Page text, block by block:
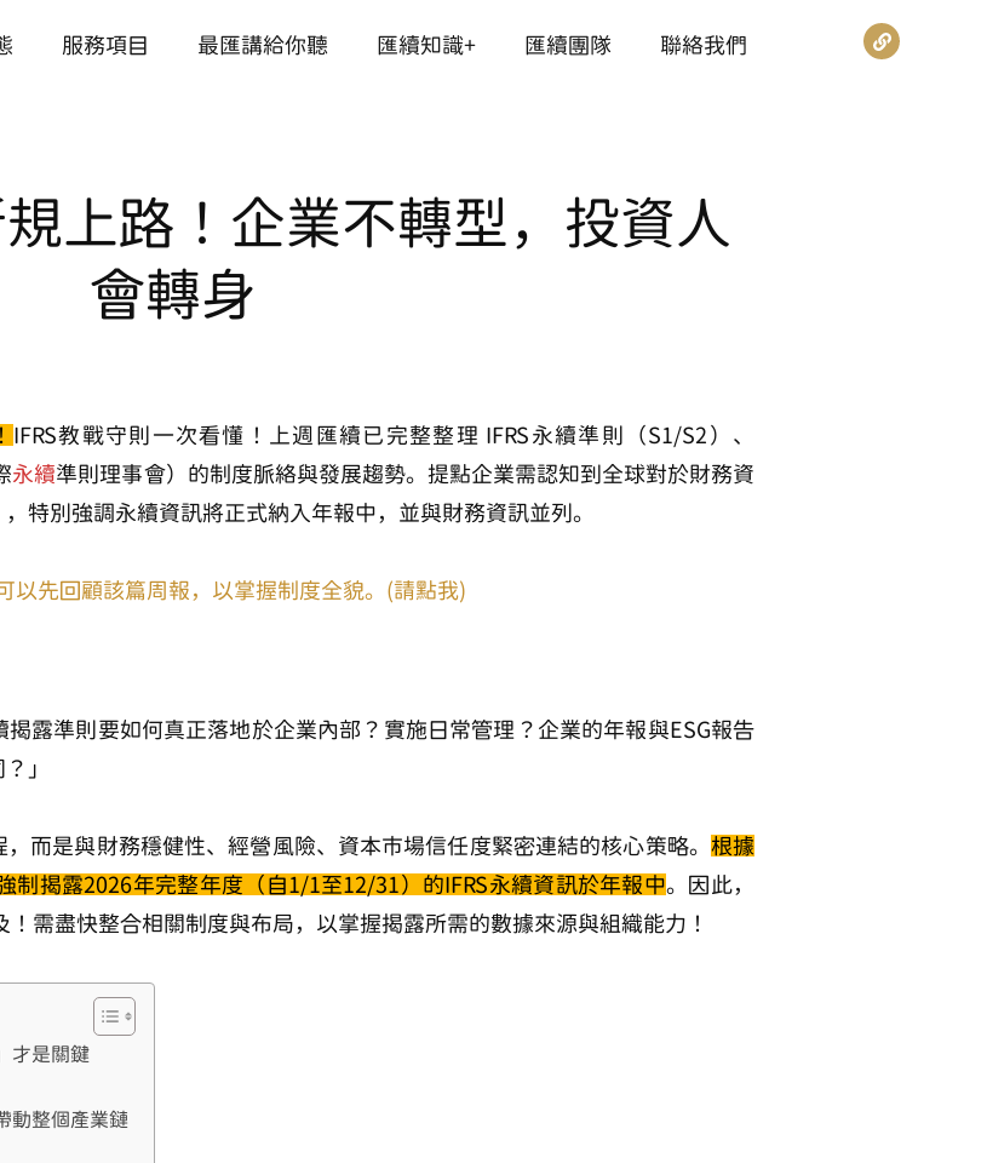
服務項目 最匯講給你聽 匯續知識+ 匯續團隊 聯絡我們
上路！企業不轉型，投資人
會轉身
IFRS教戰守則一次看懂！上週匯續已完整整理 IFRS永續準則（S1/S2）、
永續準則理事會）的制度脈絡與發展趨勢。提點企業需認知到全球對於財務資
特別強調永續資訊將正式納入年報中，並與財務資訊並列 。
以先回顧該篇周報，以掌握制度全貌。(請點我)
露準則要如何真正落地於企業內部？實施日常管理？企業的年報與ESG報告
」
，而是與財務穩健性、經營風險、資本市場信任度緊密連結的核心策略。 根據
制揭露2026年完整年度（自1/1至12/31）的IFRS永續資訊於年報中。因此，
需盡快整合相關制度與布局，以掌握揭露所需的數據來源與組織能力！
才是關鍵
動整個產業鏈